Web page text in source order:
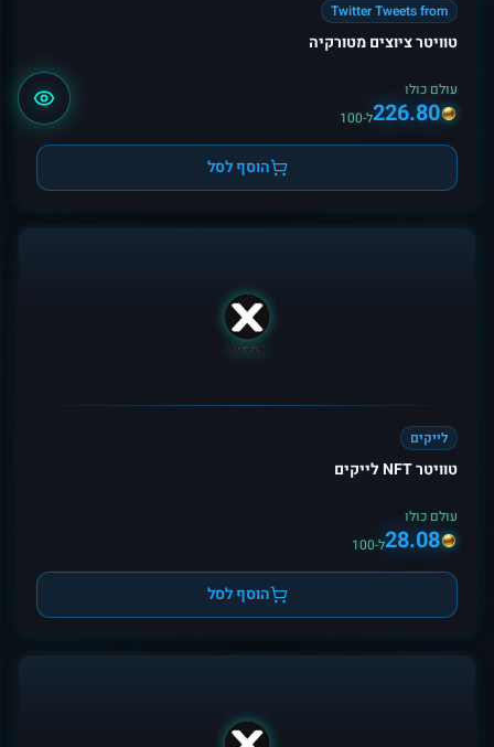
Twitter Tweets from
טוויטר ציוצים מטורקיה
עולם כולו
226.80ל-100
הוסף לסל
לייקים
טוויטר NFT לייקים
עולם כולו
28.08ל-100
הוסף לסל